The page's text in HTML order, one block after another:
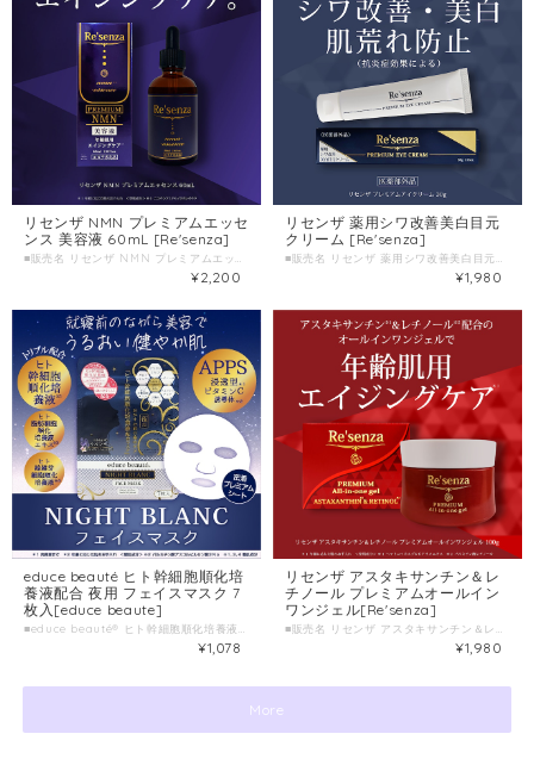
リセンザ NMN プレミアムエッセ
ンス 美容液 60mL [Re'senza]
■販売名 リセンザ NMN プレミアムエッセンス ■種類別名称 保湿美容液 ■容量 60ml ■製造国 日本 ■製造販売元 株式会社HORIZON
¥2,200
リセンザ 薬用シワ改善美白目元
クリーム [Re'senza]
■販売名 リセンザ 薬用シワ改善美白目元クリーム ■容量 30g ■製造国 日本
¥1,980
educe beauté ヒト幹細胞順化培
養液配合 夜用 フェイスマスク 7
枚入[educe beaute]
¥1,078
リセンザ アスタキサンチン＆レ
チノール プレミアムオールイン
ワンジェル[Re'senza]
■販売名 リセンザ アスタキサンチン＆レチノール プレミアムオールインワンジェル ■容量 100g ■製造国 日本 ■製造販売元 株式会社HORIZON
¥1,980
More